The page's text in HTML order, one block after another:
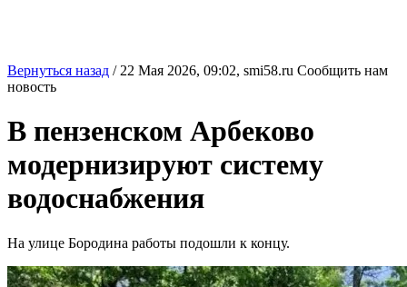
Вернуться назад / 22 Мая 2026, 09:02, smi58.ru Сообщить нам
новость
В пензенском Арбеково
модернизируют систему
водоснабжения
На улице Бородина работы подошли к концу.